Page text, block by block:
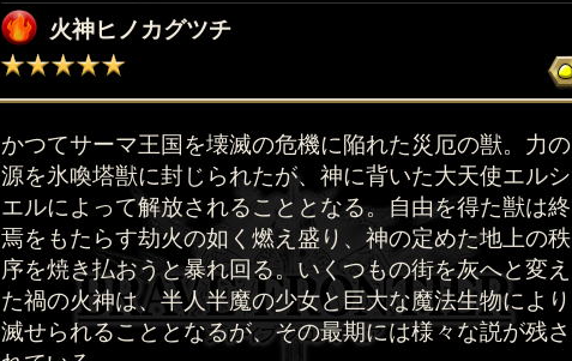
火神ヒノカグツチ
かつてサーマ王国を壊滅の危機に陥れた災厄の獣。力の
源を氷喚塔獣に封じられたが、神に背いた大天使エルシ
エルによって解放されることとなる。自由を得た獣は終
焉をもたらす劫火の如く燃え盛り、神の定めた地上の秩
序を焼き払おうと暴れ回る。いくつもの街を灰へと変え
た禍の火神は、半人半魔の少女と巨大な魔法生物により
滅せられることとなるが、その最期には様々な説が残さ